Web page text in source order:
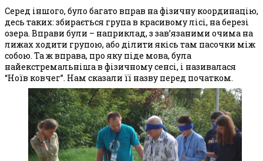
Серед іншого, було багато вправ на фізичну координацію,
десь таких: збирається група в красивому лісі, на березі
озера. Вправи були – наприклад, з зав’язаними очима на
лижах ходити групою, або ділити якісь там пасочки між
собою. Та ж вправа, про яку піде мова, була
найекстремальніша в фізичному сенсі, і називалася
“Ноїв ковчег”. Нам сказали її назву перед початком.